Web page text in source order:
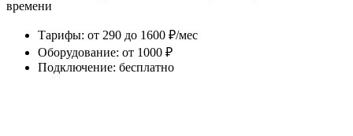
времени
Тарифы: от 290 до 1600 ₽/мес
Оборудование: от 1000 ₽
Подключение: бесплатно